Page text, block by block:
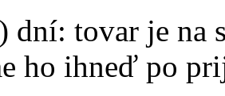
dní: tovar je na
ho ihneď po